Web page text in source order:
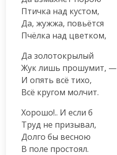
Птичка над кустом,
Да, жужжа, повьётся
Пчёлка над цветком,
Да золотокрылый
Жук лишь прошумит, —
И опять всё тихо,
Всё кругом молчит.
Хорошо!.. И если б
Труд не призывал,
Долго бы весною
В поле простоял.